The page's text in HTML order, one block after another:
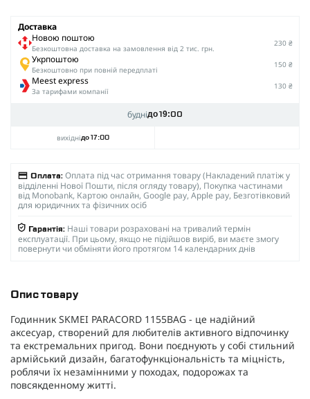
Доставка
Новою поштою
Безкоштовна доставка на замовлення від 2 тис. грн.
230 ₴
Укрпоштою
Безкоштовно при повній передплаті
150 ₴
Meest express
За тарифами компанії
130 ₴
буднідо 19:00
вихіднідо 17:00
Оплата: Оплата під час отримання товару (Накладений платіж у
відділенні Нової Пошти, після огляду товару), Покупка частинами
від Monobank, Картою онлайн, Google pay, Apple pay, Безготівковий
для юридичних та фізичних осіб
Гарантія: Наші товари розраховані на тривалий термін
експлуатації. При цьому, якщо не підійшов виріб, ви маєте змогу
повернути чи обміняти його протягом 14 календарних днів
Опис товару
Годинник SKMEI PARACORD 1155BAG - це надійний
аксесуар, створений для любителів активного відпочинку
та екстремальних пригод. Вони поєднують у собі стильний
армійський дизайн, багатофункціональність та міцність,
роблячи їх незамінними у походах, подорожах та
повсякденному житті.